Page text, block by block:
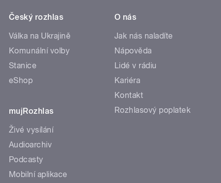
Český rozhlas
Válka na Ukrajině
Komunální volby
Stanice
eShop
mujRozhlas
Živé vysílání
Audioarchiv
Podcasty
Mobilní aplikace
O nás
Jak nás naladíte
Nápověda
Lidé v rádiu
Kariéra
Kontakt
Rozhlasový poplatek